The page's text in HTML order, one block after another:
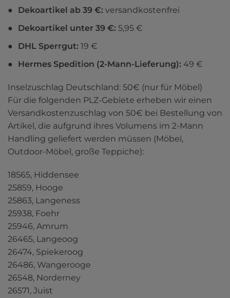
Dekoartikel ab 39 €: versandkostenfrei
Dekoartikel unter 39 €: 5,95 €
DHL Sperrgut: 19 €
Hermes Spedition (2-Mann-Lieferung): 49 €
Inselzuschlag Deutschland: 50€ (nur für Möbel)
Für die folgenden PLZ-Gebiete erheben wir einen
Versandkostenzuschlag von 50€ bei Bestellung von
Artikel, die aufgrund ihres Volumens im 2-Mann
Handling geliefert werden müssen (Möbel,
Outdoor-Möbel, große Teppiche):
18565, Hiddensee
25859, Hooge
25863, Langeness
25938, Foehr
25946, Amrum
26465, Langeoog
26474, Spiekeroog
26486, Wangerooge
26548, Norderney
26571, Juist